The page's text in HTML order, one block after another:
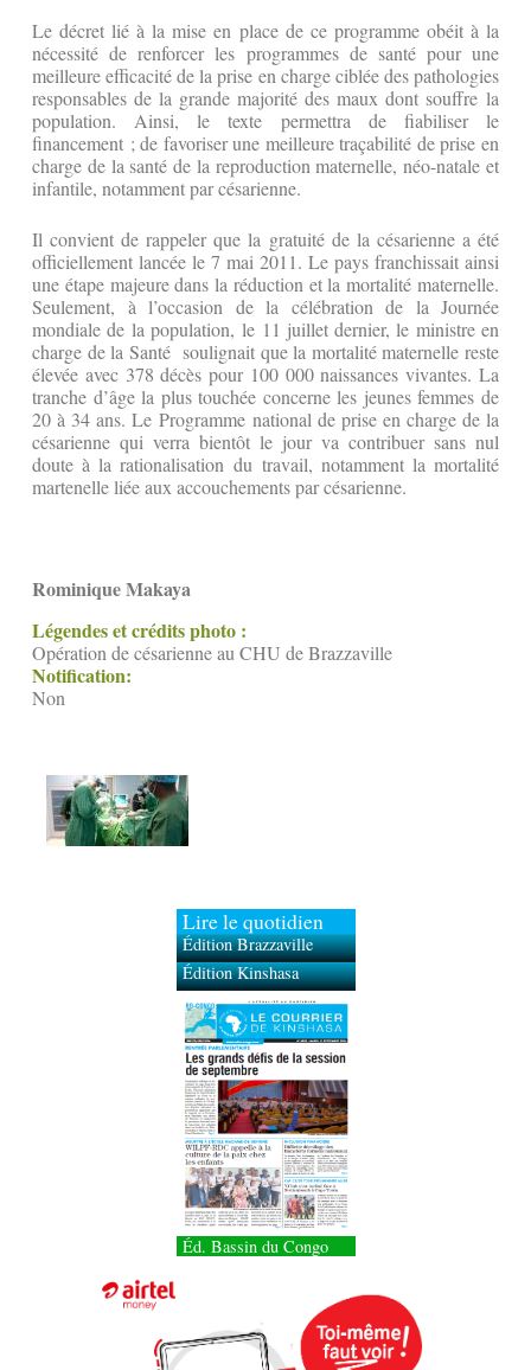
Le décret lié à la mise en place de ce programme obéit à la
nécessité de renforcer les programmes de santé pour une
meilleure efficacité de la prise en charge ciblée des pathologies
responsables de la grande majorité des maux dont souffre la
population. Ainsi, le texte permettra de fiabiliser le
financement ; de favoriser une meilleure traçabilité de prise en
charge de la santé de la reproduction maternelle, néo-natale et
infantile, notamment par césarienne.
Il convient de rappeler que la gratuité de la césarienne a été
officiellement lancée le 7 mai 2011. Le pays franchissait ainsi
une étape majeure dans la réduction et la mortalité maternelle.
Seulement, à l’occasion de la célébration de la Journée
mondiale de la population, le 11 juillet dernier, le ministre en
charge de la Santé soulignait que la mortalité maternelle reste
élevée avec 378 décès pour 100 000 naissances vivantes. La
tranche d’âge la plus touchée concerne les jeunes femmes de
20 à 34 ans. Le Programme national de prise en charge de la
césarienne qui verra bientôt le jour va contribuer sans nul
doute à la rationalisation du travail, notamment la mortalité
martenelle liée aux accouchements par césarienne.
Rominique Makaya
Légendes et crédits photo :
Opération de césarienne au CHU de Brazzaville
Notification:
Non
Lire le quotidien
Édition Brazzaville
Édition Kinshasa
Éd. Bassin du Congo